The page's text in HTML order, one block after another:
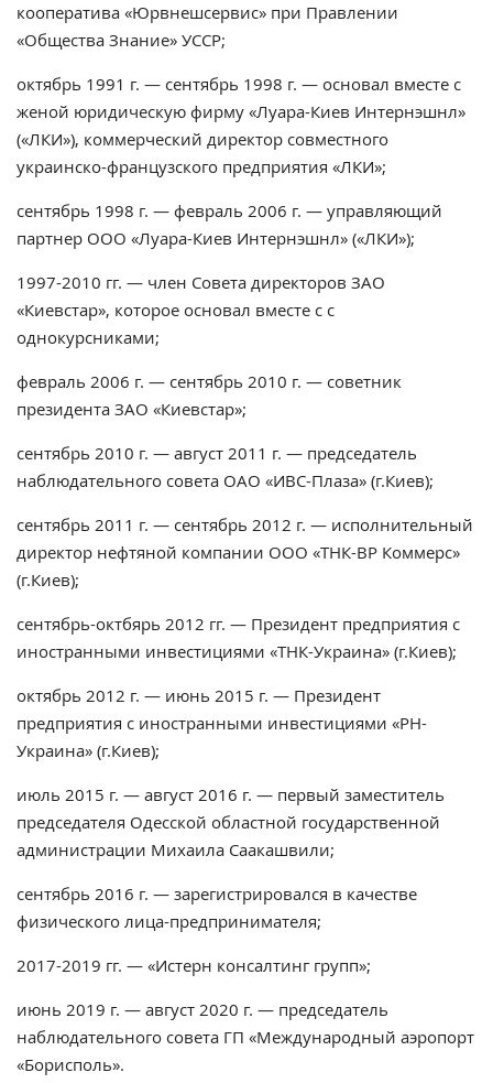
кооператива «Юрвнешсервис» при Правлении
«Общества Знание» УССР;
октябрь 1991 г. — сентябрь 1998 г. — основал вместе с
женой юридическую фирму «Луара-Киев Интернэшнл»
(«ЛКИ»), коммерческий директор совместного
украинско-французского предприятия «ЛКИ»;
сентябрь 1998 г. — февраль 2006 г. — управляющий
партнер ООО «Луара-Киев Интернэшнл» («ЛКИ»);
1997-2010 гг. — член Совета директоров ЗАО
«Киевстар», которое основал вместе с с
однокурсниками;
февраль 2006 г. — сентябрь 2010 г. — советник
президента ЗАО «Киевстар»;
сентябрь 2010 г. — август 2011 г. — председатель
наблюдательного совета ОАО «ИВС-Плаза» (г.Киев);
сентябрь 2011 г. — сентябрь 2012 г. — исполнительный
директор нефтяной компании ООО «ТНК-ВР Коммерс»
(г.Киев);
сентябрь-октбярь 2012 гг. — Президент предприятия с
иностранными инвестициями «ТНК-Украина» (г.Киев);
октябрь 2012 г. — июнь 2015 г. — Президент
предприятия с иностранными инвестициями «РН-
Украина» (г.Киев);
июль 2015 г. — август 2016 г. — первый заместитель
председателя Одесской областной государственной
администрации Михаила Саакашвили;
сентябрь 2016 г. — зарегистрировался в качестве
физического лица-предпринимателя;
2017-2019 гг. — «Истерн консалтинг групп»;
июнь 2019 г. — август 2020 г. — председатель
наблюдательного совета ГП «Международный аэропорт
«Борисполь».